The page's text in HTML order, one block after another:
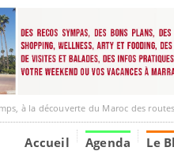
du Maroc des routes caravanières
Accueil Agenda Le